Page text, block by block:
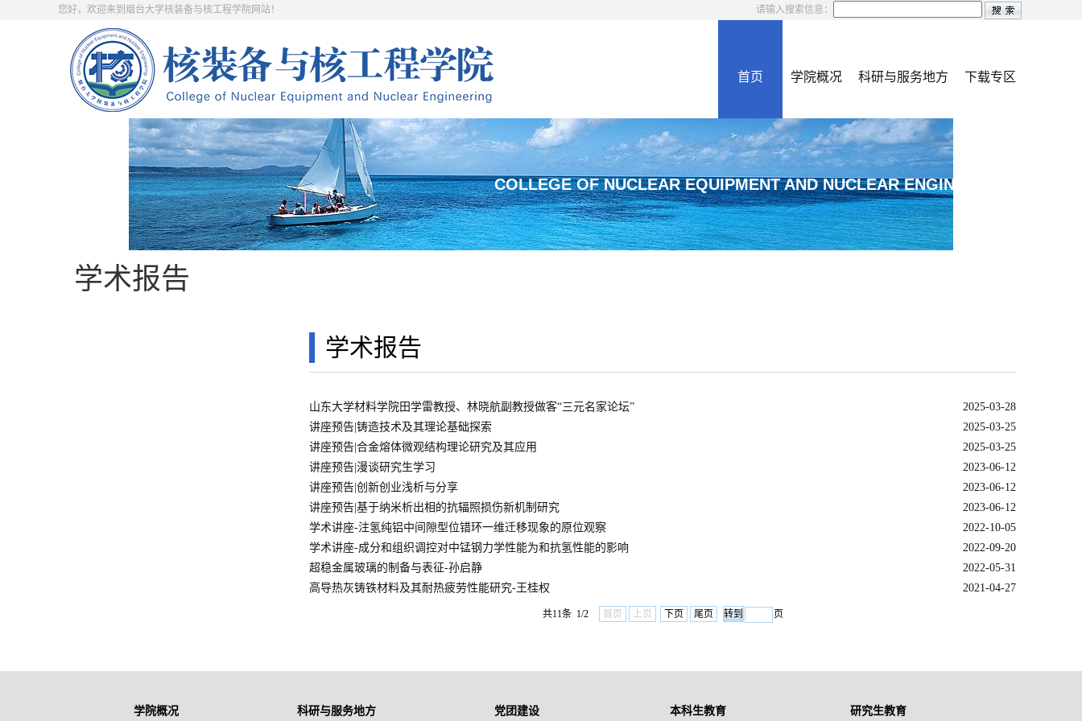
您好，欢迎来到烟台大学核装备与核工程学院网站！ 请输入搜索信息：
首页 学院概况 科研与服务地方 下载专区
COLLEGE OF NUCLEAR EQUIPMENT AND NUCLEAR ENGINEERING
学术报告
学术报告
山东大学材料学院田学雷教授、林晓航副教授做客“三元名家论坛”
2025-03-28
讲座预告|铸造技术及其理论基础探索
2025-03-25
讲座预告|合金熔体微观结构理论研究及其应用
2025-03-25
讲座预告|漫谈研究生学习
2023-06-12
讲座预告|创新创业浅析与分享
2023-06-12
讲座预告|基于纳米析出相的抗辐照损伤新机制研究
2023-06-12
学术讲座-注氢纯铝中间隙型位错环一维迁移现象的原位观察
2022-10-05
学术讲座-成分和组织调控对中锰钢力学性能为和抗氢性能的影响
2022-09-20
超稳金属玻璃的制备与表征-孙启静
2022-05-31
高导热灰铸铁材料及其耐热疲劳性能研究-王桂权
2021-04-27
共11条 1/2 首页 上页 下页 尾页 页
学院概况 科研与服务地方 党团建设 本科生教育 研究生教育